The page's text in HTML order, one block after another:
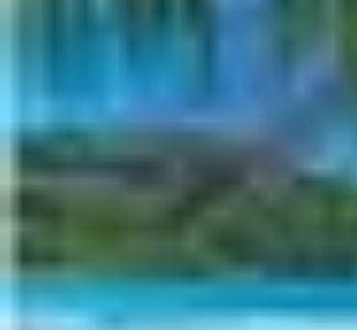
Inspiration de Voyage
Destinations cachées
Découverte Monde